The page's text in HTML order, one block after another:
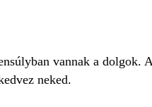
vannak a dolgok.
neked.